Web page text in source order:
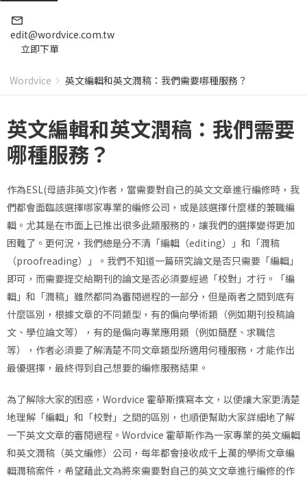
edit@wordvice.com.tw
立即下單
Wordvice 英文編輯和英文潤稿：我們需要哪種服務？
英文編輯和英文潤稿：我們需要
哪種服務？
作為ESL(母語非英文)作者，當需要對自己的英文文章進行編修時，我
們都會面臨該選擇哪家專業的編修公司，或是該選擇什麼樣的兼職編
輯。尤其是在市面上已推出很多此類服務的，讓我們的選擇變得更加
困難了。更何況，我們總是分不清「編輯（editing）」和「潤稿
（proofreading）」。我們不知道一篇研究論文是否只需要「編輯」
即可，而需要提交給期刊的論文是否必須要經過「校對」才行。「編
輯」和「潤稿」雖然都同為審閱過程的一部分，但是兩者之間到底有
什麼區別，根據文章的不同類型，有的偏向學術類（例如期刊投稿論
文、學位論文等），有的是偏向專業應用類（例如簡歷、求職信
等），作者必須要了解清楚不同文章類型所適用何種服務，才能作出
最優選擇，最終得到自己想要的編修服務結果。
為了解除大家的困惑，Wordvice 霍華斯撰寫本文，以便讓大家更清楚
地理解「編輯」和「校對」之間的區別，也順便幫助大家詳細地了解
一下英文文章的審閱過程。Wordvice 霍華斯作為一家專業的英文編輯
和英文潤稿（英文編修）公司，每年都會接收成千上萬的學術文章編
輯潤稿案件，希望藉此文為將來需要對自己的英文文章進行編修的作